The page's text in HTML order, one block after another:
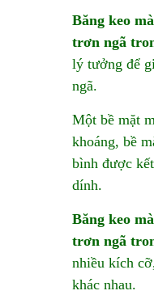
Băng keo
trơn ngã
lý tưởng để
ngã.
Một bề mặt
khoáng, bề
bình được
dính.
Băng keo
trơn ngã
nhiều kích
khác nhau.